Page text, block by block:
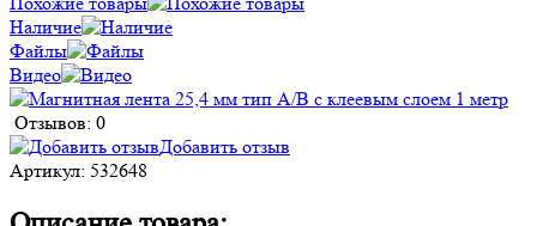
Наличие
Файлы
Видео
Отзывов: 0
Добавить отзыв
Артикул: 532648